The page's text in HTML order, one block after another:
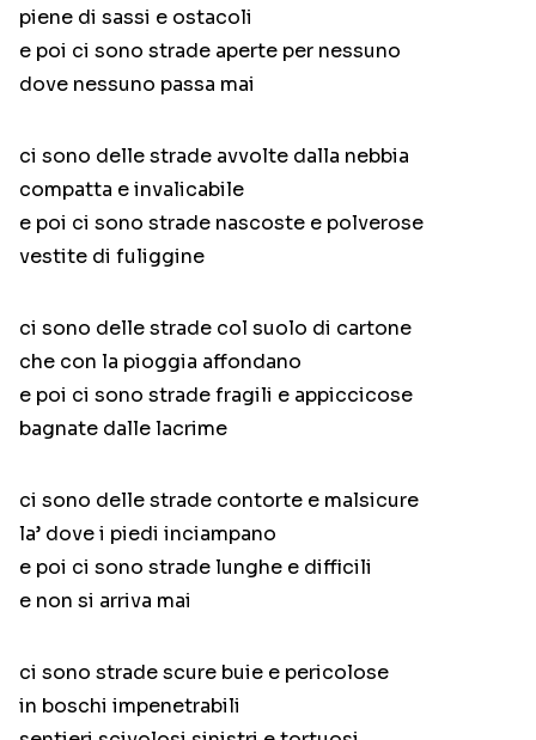
piene di sassi e ostacoli
e poi ci sono strade aperte per nessuno
dove nessuno passa mai
ci sono delle strade avvolte dalla nebbia
compatta e invalicabile
e poi ci sono strade nascoste e polverose
vestite di fuliggine
ci sono delle strade col suolo di cartone
che con la pioggia affondano
e poi ci sono strade fragili e appiccicose
bagnate dalle lacrime
ci sono delle strade contorte e malsicure
la’ dove i piedi inciampano
e poi ci sono strade lunghe e difficili
e non si arriva mai
ci sono strade scure buie e pericolose
in boschi impenetrabili